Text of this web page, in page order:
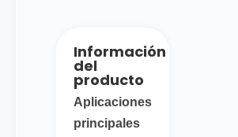
Información
del
producto
Aplicaciones
principales